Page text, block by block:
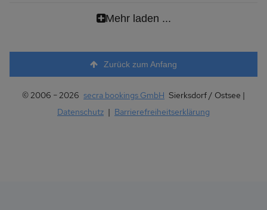
Mehr laden ...
Zurück zum Anfang
© 2006 − 2026 secra bookings GmbH Sierksdorf / Ostsee |
Datenschutz | Barrierefreiheitserklärung